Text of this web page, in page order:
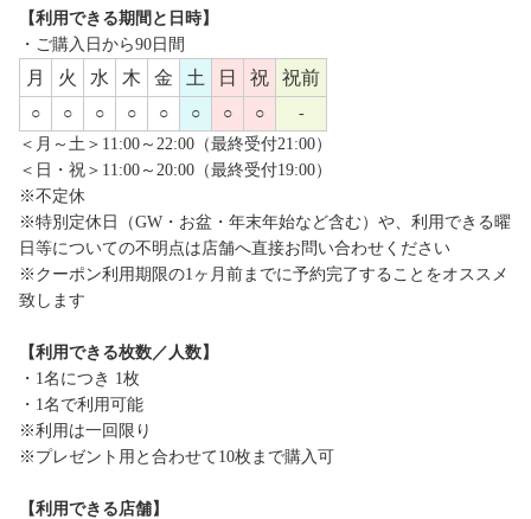
【利用できる期間と日時】
・ご購入日から90日間
月 火 水 木 金 土 日 祝 祝前
○ ○ ○ ○ ○ ○ ○ ○
-
＜月～土＞11:00～22:00（最終受付21:00）
＜日・祝＞11:00～20:00（最終受付19:00）
※不定休
※特別定休日（GW・お盆・年末年始など含む）や、利用できる曜
日等についての不明点は店舗へ直接お問い合わせください
※クーポン利用期限の1ヶ月前までに予約完了することをオススメ
致します
【利用できる枚数／人数】
・1名につき 1枚
・1名で利用可能
※利用は一回限り
※プレゼント用と合わせて10枚まで購入可
【利用できる店舗】